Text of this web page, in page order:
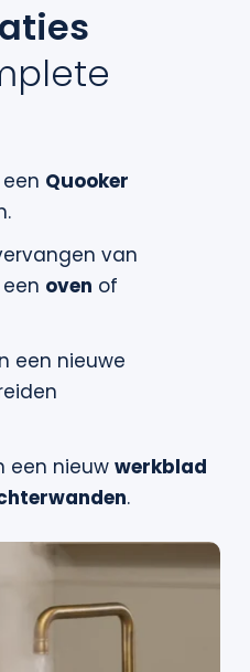
Quooker
van
oven of
een nieuwe
een nieuw werkblad
.